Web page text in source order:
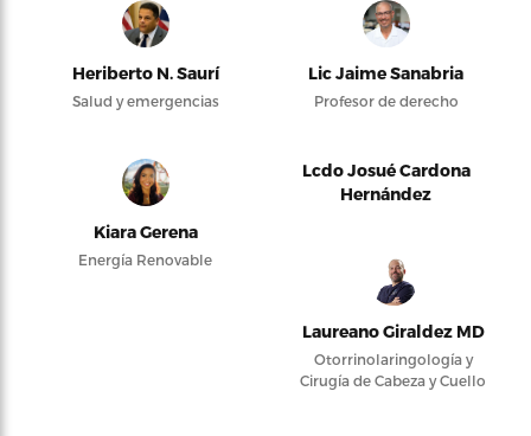
Heriberto N. Saurí
Salud y emergencias
Lic Jaime Sanabria
Profesor de derecho
Kiara Gerena
Energía Renovable
Lcdo Josué Cardona
Hernández
Laureano Giraldez MD
Otorrinolaringología y
Cirugía de Cabeza y Cuello